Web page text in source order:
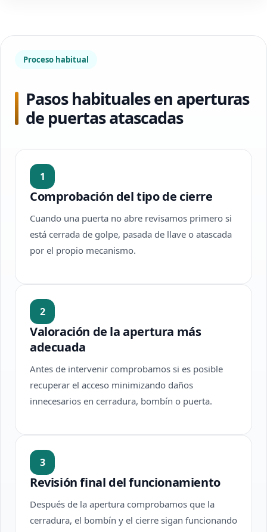
Proceso habitual
Pasos habituales en aperturas
de puertas atascadas
1
Comprobación del tipo de cierre
Cuando una puerta no abre revisamos primero si
está cerrada de golpe, pasada de llave o atascada
por el propio mecanismo.
2
Valoración de la apertura más
adecuada
Antes de intervenir comprobamos si es posible
recuperar el acceso minimizando daños
innecesarios en cerradura, bombín o puerta.
3
Revisión final del funcionamiento
Después de la apertura comprobamos que la
cerradura, el bombín y el cierre sigan funcionando